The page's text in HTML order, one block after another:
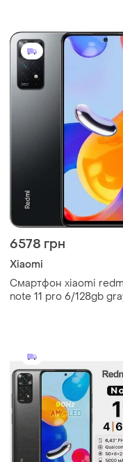
6578 грн
Xiaomi
Смартфон xiaomi
note 11 pro 6/128gb